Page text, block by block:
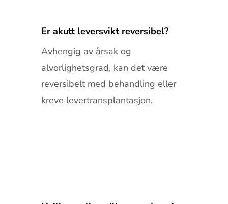
Er akutt leversvikt reversibel?
Avhengig av årsak og
alvorlighetsgrad, kan det være
reversibelt med behandling eller
kreve levertransplantasjon.